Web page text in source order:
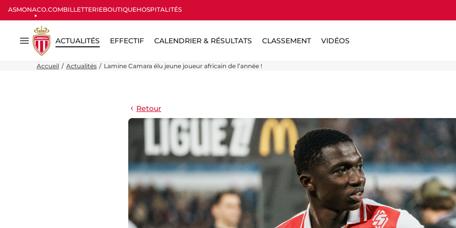
ASMONACO.COMBILLETTERIEBOUTIQUEHOSPITALITÉS
Menu
ACTUALITÉS EFFECTIF CALENDRIER & RÉSULTATS CLASSEMENT VIDÉOS
Accueil Actualités Lamine Camara élu jeune joueur africain de l’année !
Retour